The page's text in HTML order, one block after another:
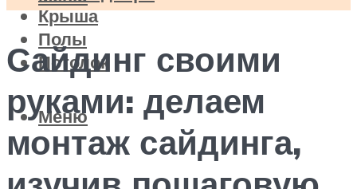
Крыша
Полы
Потолок
Меню
Сайдинг своими
руками: делаем
монтаж сайдинга,